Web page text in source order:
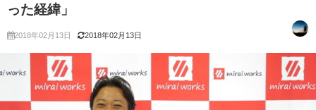
った経緯」
2018年02月13日 2018年02月13日